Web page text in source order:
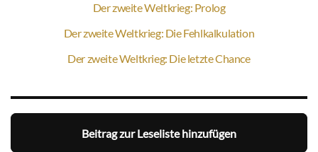
Der zweite Weltkrieg: Prolog
Der zweite Weltkrieg: Die Fehlkalkulation
Der zweite Weltkrieg: Die letzte Chance
Beitrag zur Leseliste hinzufügen